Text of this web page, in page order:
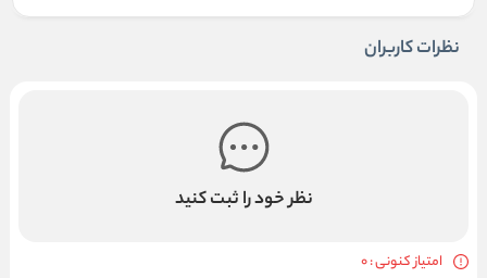
نظرات کاربران
نظر خود را ثبت کنید
امتیاز کنونی : 0